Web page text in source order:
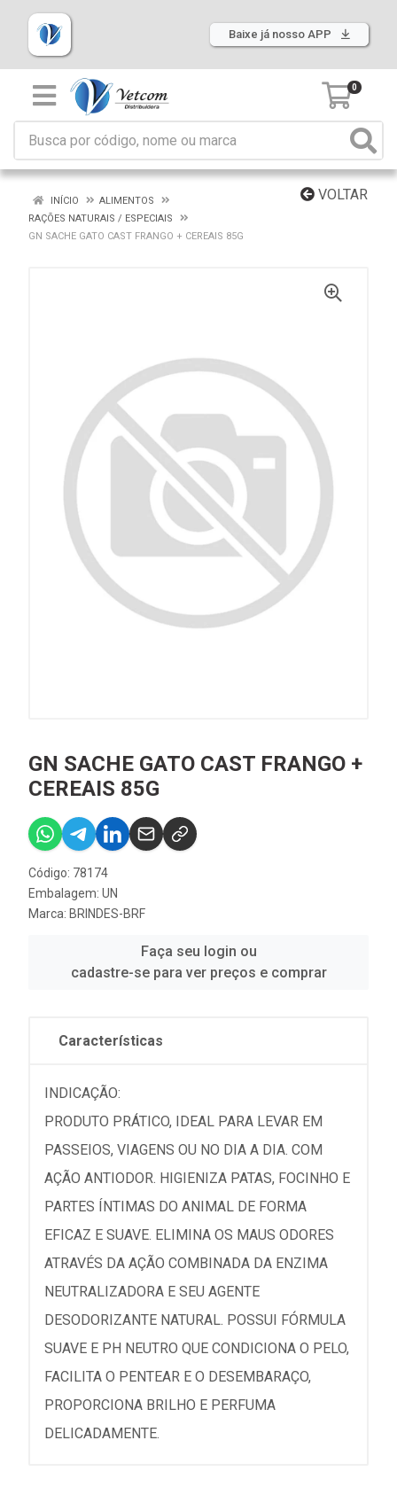
Baixe já nosso APP
0
VOLTAR
INÍCIO
ALIMENTOS
RAÇÕES NATURAIS / ESPECIAIS
GN SACHE GATO CAST FRANGO + CEREAIS 85G
GN SACHE GATO CAST FRANGO +
CEREAIS 85G
Código: 78174
Embalagem: UN
Marca: BRINDES-BRF
Faça seu login ou
cadastre-se para ver preços e comprar
Características
INDICAÇÃO:
PRODUTO PRÁTICO, IDEAL PARA LEVAR EM
PASSEIOS, VIAGENS OU NO DIA A DIA. COM
AÇÃO ANTIODOR. HIGIENIZA PATAS, FOCINHO E
PARTES ÍNTIMAS DO ANIMAL DE FORMA
EFICAZ E SUAVE. ELIMINA OS MAUS ODORES
ATRAVÉS DA AÇÃO COMBINADA DA ENZIMA
NEUTRALIZADORA E SEU AGENTE
DESODORIZANTE NATURAL. POSSUI FÓRMULA
SUAVE E PH NEUTRO QUE CONDICIONA O PELO,
FACILITA O PENTEAR E O DESEMBARAÇO,
PROPORCIONA BRILHO E PERFUMA
DELICADAMENTE.